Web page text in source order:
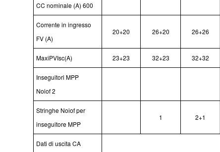
CC nominale (A) 600
Corrente in ingresso
FV (A)
20+20 26+20 26+26
MaxiPVIsc(A) 23+23 32+23 32+32
Inseguitori MPP
Noiof2
Stringhe Noiof per
inseguitore MPP
1 2+1
Dati di uscita CA